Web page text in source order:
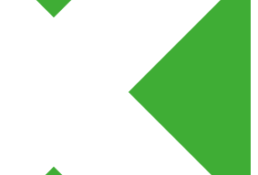
Microfocado